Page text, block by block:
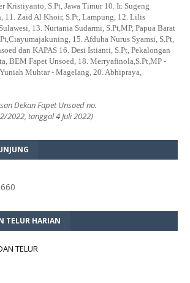
Kristiyanto, S.Pt, Jawa Timur 10. Ir. Sugeng
11. Zaid Al Khoir, S.Pt, Lampung, 12. Lilis
13. Nurtania Sudarmi, S.Pt,MP, Papua Barat
15. Afduha Nurus Syamsi, S.Pt,
dan KAPAS 16. Desi Istianti, S.Pt, Pekalongan
BEM Fapet Unsoed, 18. Merryafinola,S.Pt,MP -
Muhtar - Magelang, 20. Abhipraya,
Dekan Fapet Unsoed no.
2022, tanggal 4 Juli 2022)
TELUR HARIAN
TELUR